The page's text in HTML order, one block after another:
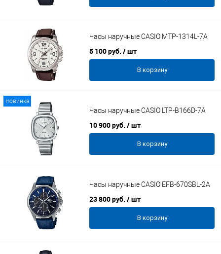
Часы наручные CASIO MTP-1314L-7A
5 100 руб. / шт
В корзину
Новинка
Часы наручные CASIO LTP-B166D-7A
10 900 руб. / шт
В корзину
Часы наручные CASIO EFB-670SBL-2A
23 800 руб. / шт
В корзину